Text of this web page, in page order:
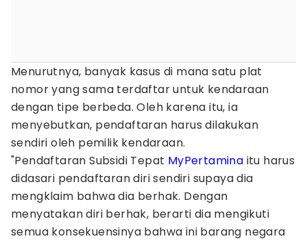
Menurutnya, banyak kasus di mana satu plat
nomor yang sama terdaftar untuk kendaraan
dengan tipe berbeda. Oleh karena itu, ia
menyebutkan, pendaftaran harus dilakukan
sendiri oleh pemilik kendaraan.
"Pendaftaran Subsidi Tepat MyPertamina itu harus
didasari pendaftaran diri sendiri supaya dia
mengklaim bahwa dia berhak. Dengan
menyatakan diri berhak, berarti dia mengikuti
semua konsekuensinya bahwa ini barang negara